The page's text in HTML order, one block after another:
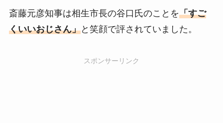
斎藤元彦知事は相生市長の谷口氏のことを「すご
くいいおじさん」と笑顔で評されていました。
スポンサーリンク